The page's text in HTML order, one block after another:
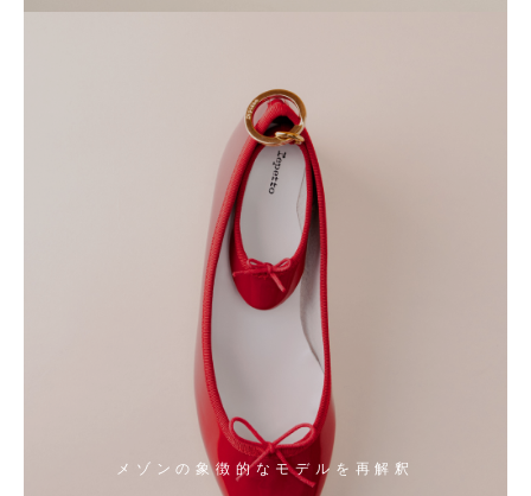
メゾンの象徴的なモデルを再解釈